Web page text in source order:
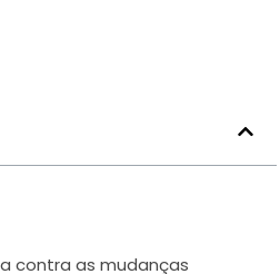
contra as mudanças